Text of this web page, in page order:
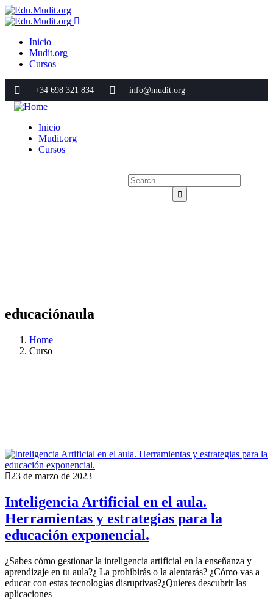
Inicio
Mudit.org
Cursos
+34 698 321 834 info@mudit.org
Inicio
Mudit.org
Cursos
educaciónaula
Home
Curso
23 de marzo de 2023
Inteligencia Artificial en el aula.
Herramientas y estrategias para la
educación exponencial.
¿Sabes cómo gestionar la inteligencia artificial en la enseñanza y
aprendizaje en tu aula?¿ La prohibirás o la alentarás? ¿Cómo vas a
educar con estas tecnologías disruptivas?¿Quieres descubrir las
aplicaciones